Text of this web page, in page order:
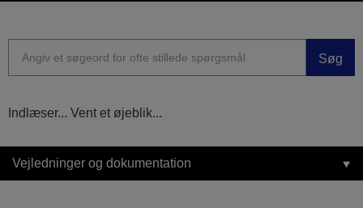
Søg
Indlæser... Vent et øjeblik...
Vejledninger og dokumentation